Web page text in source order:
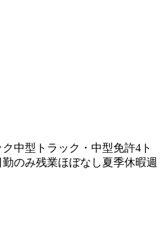
ク中型トラック・中型免許4ト
勤のみ残業ほぼなし夏季休暇週